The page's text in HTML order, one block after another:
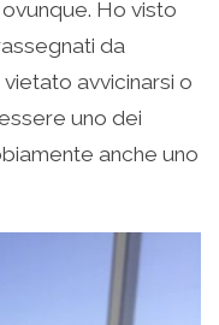
Ho visto
da
avvicinarsi o
uno dei
anche uno